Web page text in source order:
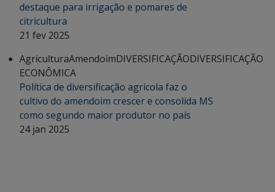
destaque para irrigação e pomares de
citricultura
21 fev 2025
AgriculturaAmendoimDIVERSIFICAÇÃODIVERSIFICAÇÃO
ECONÔMICA
Política de diversificação agrícola faz o
cultivo do amendoim crescer e consolida MS
como segundo maior produtor no país
24 jan 2025